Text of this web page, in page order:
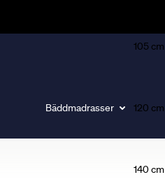
Bäddmadrasser
105 cm
120 cm
140 cm